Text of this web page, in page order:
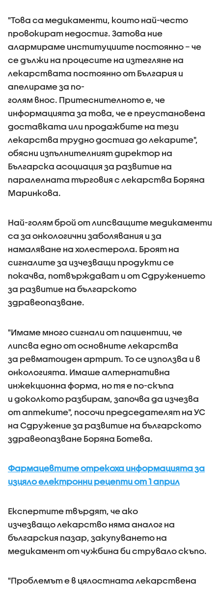
"Това са медикаменти, които най-често
провокират недостиг. Затова ние
алармираме институциите постоянно – че
се дължи на процесите на изтегляне на
лекарствата постоянно от България и
апелираме за по-
голям внос. Притеснителното е, че
информацията за това, че е преустановена
доставката или продажбите на тези
лекарства трудно достига до лекарите",
обясни изпълнителният директор на
Българска асоциация за развитие на
паралелната търговия с лекарства Боряна
Маринкова.
Най-голям брой от липсващите медикаменти
са за онкологични заболявания и за
намаляване на холестерола. Броят на
сигналите за изчезващи продукти се
покачва, потвърждават и от Сдружението
за развитие на българското
здравеопазване.
"Имаме много сигнали от пациентии, че
липсва едно от основните лекарства
за ревматоиден артрит. То се използва и в
онкологията. Имаше алтернативна
инжекционна форма, но тя е по-скъпа
и доколкото разбирам, започва да изчезва
от аптеките", посочи председателят на УС
на Сдружение за развитие на българското
здравеопазване Боряна Ботева.
Фармацевтите отрекоха информацията за
изцяло електронни рецепти от 1 април
Експертите твърдят, че ако
изчезващо лекарство няма аналог на
българския пазар, закупуването на
медикамент от чужбина би струвало скъпо.
"Проблемът е в цялостната лекарствена